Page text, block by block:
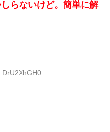
らないけど。簡単に解